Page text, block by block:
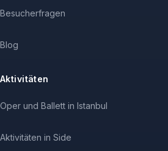
Besucherfragen
Blog
Aktivitäten
Oper und Ballett in Istanbul
Aktivitäten in Side